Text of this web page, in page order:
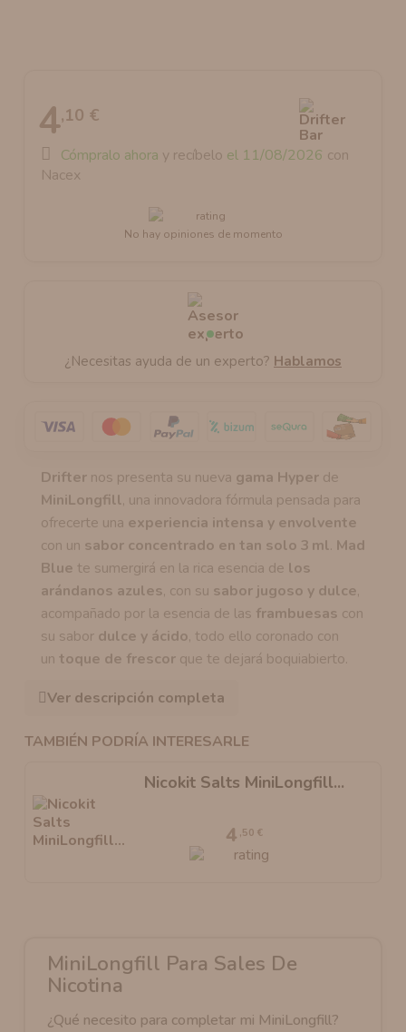
Drifter nos presenta su nueva gama Hyper de
MiniLongfill, una innovadora fórmula pensada para
ofrecerte una experiencia intensa y envolvente
con un sabor concentrado en tan solo 3 ml. Mad
Blue te sumergirá en la rica esencia de los
arándanos azules, con su sabor jugoso y dulce,
acompañado por la esencia de las frambuesas con
su sabor dulce y ácido, todo ello coronado con
un toque de frescor que te dejará boquiabierto.
Ver descripción completa
TAMBIÉN PODRÍA INTERESARLE
Nicokit Salts MiniLongfill...
4 ,50 €
4,10 €
Cómpralo ahora y recíbelo el 11/08/2026 con
Nacex
No hay opiniones de momento
¿Necesitas ayuda de un experto? Hablamos
MiniLongfill Para Sales De
Nicotina
¿Qué necesito para completar mi MiniLongfill?